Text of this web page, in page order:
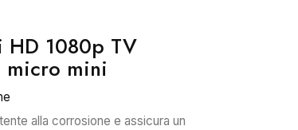
HD 1080p TV
micro mini
alla corrosione e assicura un